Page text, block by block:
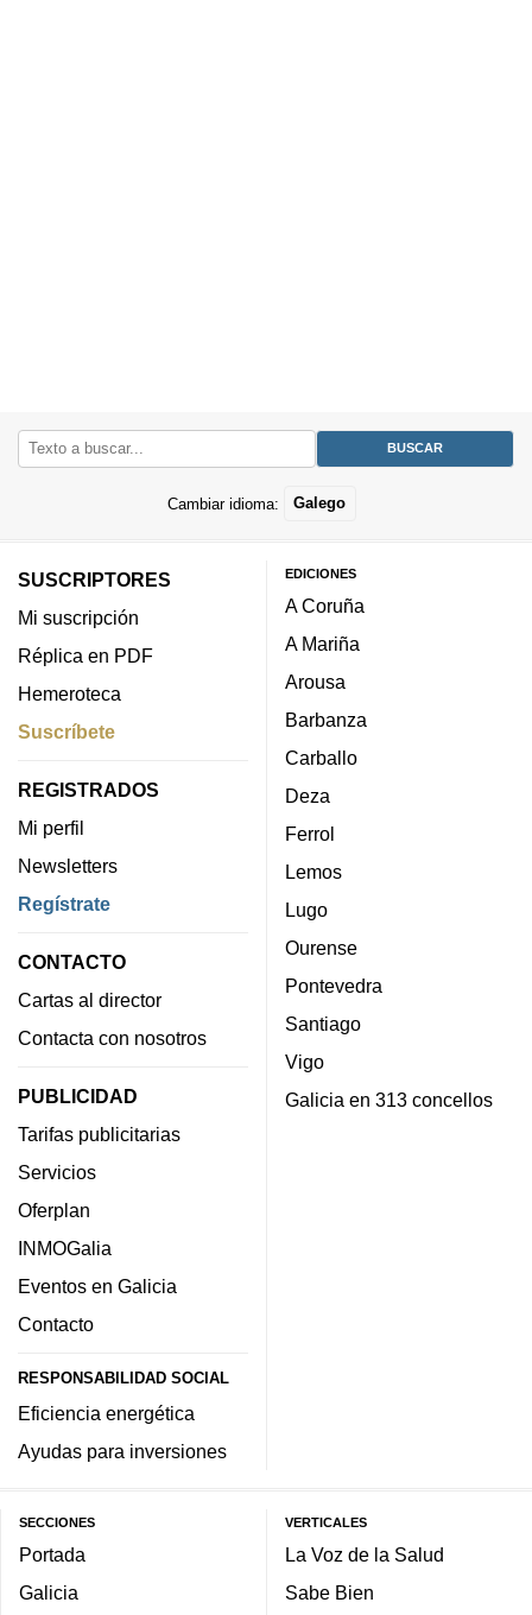
Cambiar idioma: Galego
SUSCRIPTORES
Mi suscripción
Réplica en PDF
Hemeroteca
Suscríbete
REGISTRADOS
Mi perfil
Newsletters
Regístrate
CONTACTO
Cartas al director
Contacta con nosotros
PUBLICIDAD
Tarifas publicitarias
Servicios
Oferplan
INMOGalia
Eventos en Galicia
Contacto
RESPONSABILIDAD SOCIAL
Eficiencia energética
Ayudas para inversiones
EDICIONES
A Coruña
A Mariña
Arousa
Barbanza
Carballo
Deza
Ferrol
Lemos
Lugo
Ourense
Pontevedra
Santiago
Vigo
Galicia en 313 concellos
SECCIONES
Portada
Galicia
VERTICALES
La Voz de la Salud
Sabe Bien